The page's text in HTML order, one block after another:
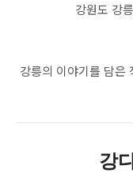
강원도 강
강릉의 이야기를 담은